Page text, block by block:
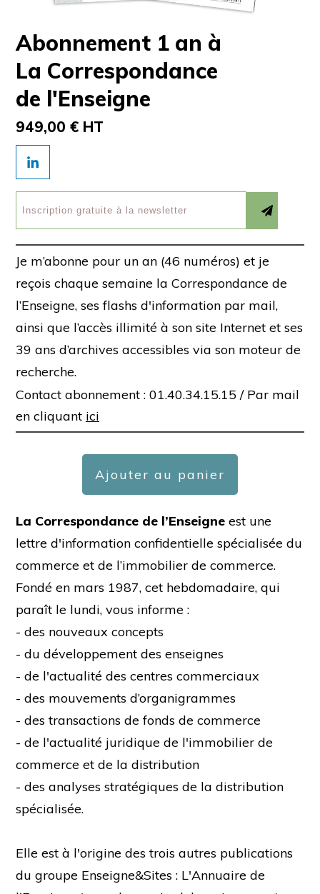
Abonnement 1 an à
La Correspondance
de l'Enseigne
949,00 € HT
Je m’abonne pour un an (46 numéros) et je
reçois chaque semaine la Correspondance de
l’Enseigne, ses flashs d'information par mail,
ainsi que l’accès illimité à son site Internet et ses
39 ans d’archives accessibles via son moteur de
recherche.
Contact abonnement : 01.40.34.15.15 / Par mail
en cliquant ici
Ajouter au panier
La Correspondance de l’Enseigne est une
lettre d'information confidentielle spécialisée du
commerce et de l’immobilier de commerce.
Fondé en mars 1987, cet hebdomadaire, qui
paraît le lundi, vous informe :
- des nouveaux concepts
- du développement des enseignes
- de l'actualité des centres commerciaux
- des mouvements d’organigrammes
- des transactions de fonds de commerce
- de l'actualité juridique de l'immobilier de
commerce et de la distribution
- des analyses stratégiques de la distribution
spécialisée.
Elle est à l'origine des trois autres publications
du groupe Enseigne&Sites : L'Annuaire de